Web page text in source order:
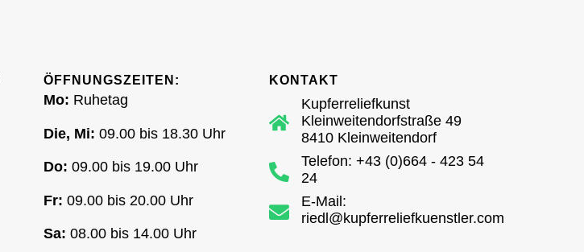
ÖFFNUNGSZEITEN:
Mo: Ruhetag
Die, Mi: 09.00 bis 18.30 Uhr
Do: 09.00 bis 19.00 Uhr
Fr: 09.00 bis 20.00 Uhr
Sa: 08.00 bis 14.00 Uhr
KONTAKT
Kupferreliefkunst
Kleinweitendorfstraße 49
8410 Kleinweitendorf
Telefon: +43 (0)664 - 423 54
24
E-Mail:
riedl@kupferreliefkuenstler.com